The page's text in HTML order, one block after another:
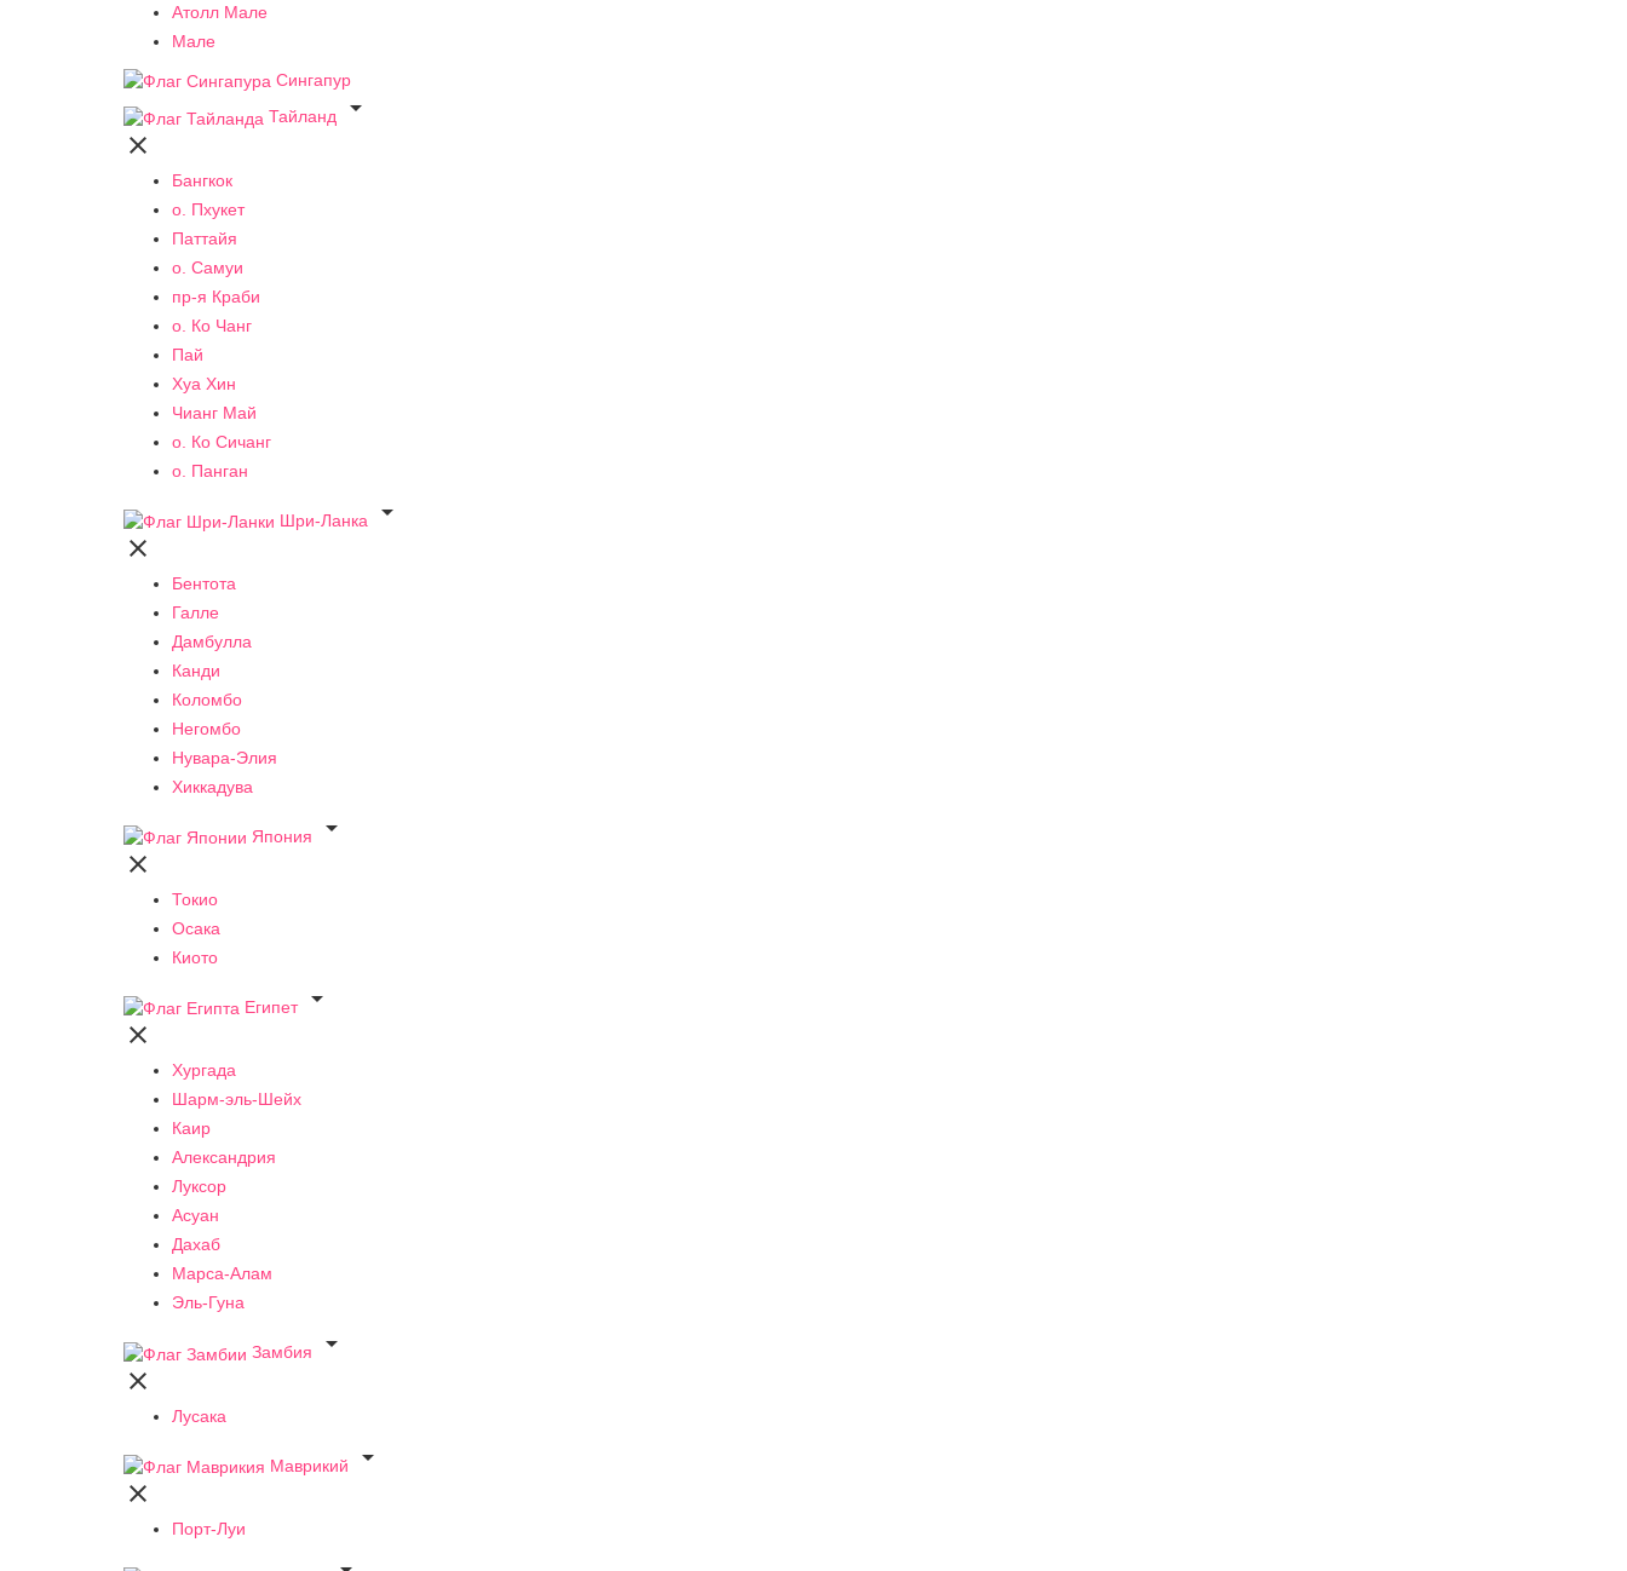
Атолл Мале
Мале
Сингапур
Тайланд


Бангкок
о. Пхукет
Паттайя
о. Самуи
пр-я Краби
о. Ко Чанг
Пай
Хуа Хин
Чианг Май
о. Ко Сичанг
о. Панган
Шри-Ланка


Бентота
Галле
Дамбулла
Канди
Коломбо
Негомбо
Нувара-Элия
Хиккадува
Япония


Токио
Осака
Киото
Египет


Хургада
Шарм-эль-Шейх
Каир
Александрия
Луксор
Асуан
Дахаб
Марса-Алам
Эль-Гуна
Замбия


Лусака
Маврикий


Порт-Луи